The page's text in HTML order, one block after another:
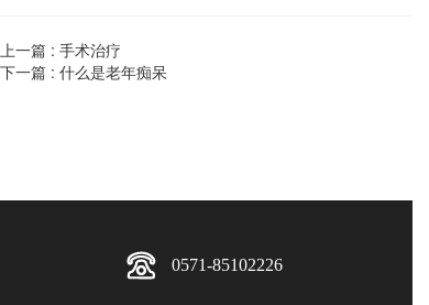
上一篇 : 手术治疗
下一篇 : 什么是老年痴呆
0571-85102226